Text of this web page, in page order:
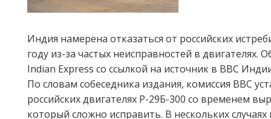
Индия намерена отказаться от российских
году из-за частых неисправностей в двигателях.
Indian Express со ссылкой на источник в ВВС
По словам собеседника издания, комиссия ВВС
российских двигателях Р-29Б-300 со временем
который сложно исправить. В нескольких